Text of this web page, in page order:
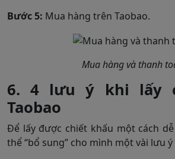
Bước 5: Mua hàng trên Taobao.
Mua hàng và thanh
6. 4 lưu ý khi lấy
Taobao
Để lấy được chiết khấu một cách
thể “bổ sung” cho mình một vài lưu ý